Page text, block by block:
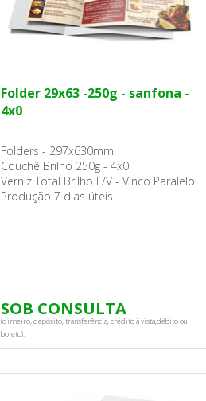
Folder 29x63 -250g - sanfona -
4x0
Folders - 297x630mm
Couchê Brilho 250g - 4x0
Verniz Total Brilho F/V - Vinco Paralelo
Produção 7 dias úteis
SOB CONSULTA
(dinheiro, depósito, transferência, crédito à vista,débito ou
boleto).